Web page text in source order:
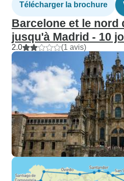
Télécharger la brochure
Barcelone et le nord
jusqu'à Madrid - 10
2.0 (1 avis)